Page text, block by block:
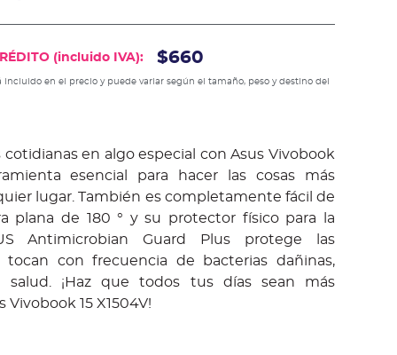
(incluido IVA): $660
incluido en el precio y puede variar según el tamaño, peso y destino del
cotidianas en algo especial con Asus Vivobook
esencial para hacer las cosas más
lugar. También es completamente fácil de
plana de 180 ° y su protector físico para la
Antimicrobian Guard Plus protege las
con frecuencia de bacterias dañinas,
salud. ¡Haz que todos tus días sean más
Vivobook 15 X1504V!